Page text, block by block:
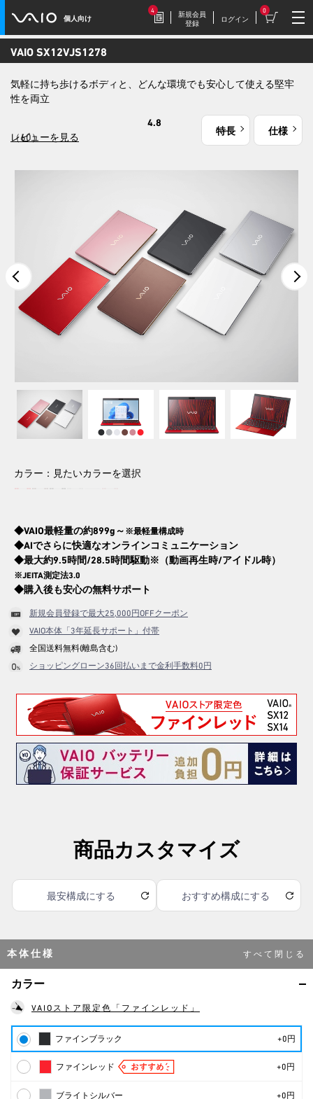
個人向け
4
豪華特典付き！
VAIO F16/F14に、トイ・ストーリーモデル
が登場。
2026.7.9
毎週木曜更新！
今週だけの特別価格！VAIOストア WEEKLY
今だけさらにお得なOUTLET SALE！
※2026/8/31（月）午前9:59まで
新規会員
登録
ログイン
0
VAIO SX12VJS1278
気軽に持ち歩けるボディと、どんな環境でも安心して使える堅牢
性を両立
4.8
（60）
レビューを見る
特長 仕様
カラー： 見たいカラーを選択
◆VAIO最軽量の約899g～ ※最軽量構成時
◆AIでさらに快適なオンラインコミュニケーション
◆最大約9.5時間/28.5時間駆動※（動画再生時/アイドル時）
※JEITA測定法3.0
◆購入後も安心の無料サポート
新規会員登録で最大25,000円OFFクーポン
VAIO本体「3年延長サポート」付帯
全国送料無料(離島含む)
ショッピングローン36回払いまで金利手数料0円
商品カスタマイズ
最安構成にする おすすめ構成にする
本体仕様
カラー
VAIOストア限定色「ファインレッド」
ファインブラック +0円
ファインレッド +0円
ブライトシルバー +0円